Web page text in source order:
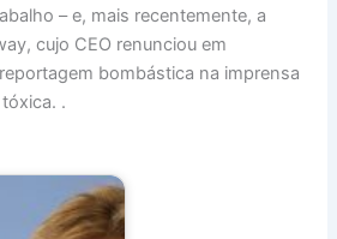
– e, mais recentemente, a
cujo CEO renunciou em
bombástica na imprensa
.